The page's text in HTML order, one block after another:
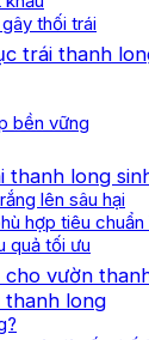
thối trái
trái thanh
bền vững
long
lên sâu hại
hợp tiêu chuẩn
quả tối ưu
vườn
thanh long